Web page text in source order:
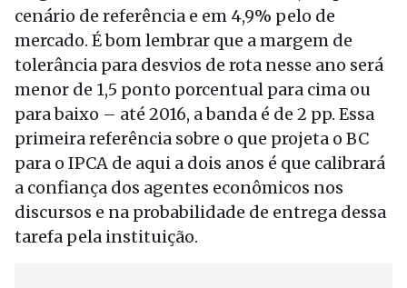
cenário de referência e em 4,9% pelo de
mercado. É bom lembrar que a margem de
tolerância para desvios de rota nesse ano será
menor de 1,5 ponto porcentual para cima ou
para baixo – até 2016, a banda é de 2 pp. Essa
primeira referência sobre o que projeta o BC
para o IPCA de aqui a dois anos é que calibrará
a confiança dos agentes econômicos nos
discursos e na probabilidade de entrega dessa
tarefa pela instituição.